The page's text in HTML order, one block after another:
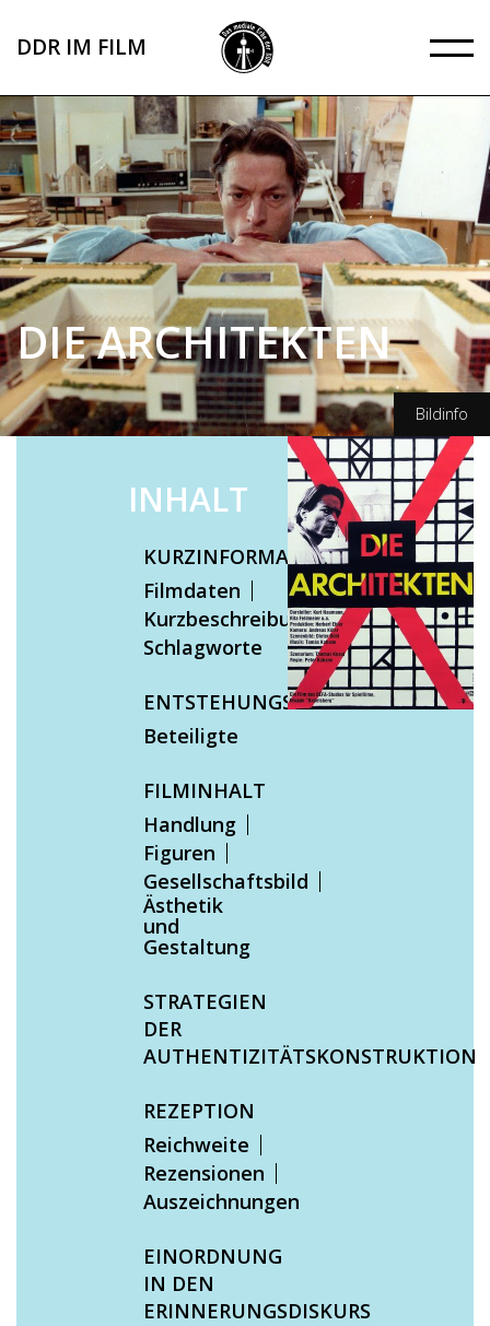
zum
DDR IM FILM
Bildinfo
DEFA-Stiftung/Christa Koefer
DIE ARCHITEKTEN
INHALT
KURZINFORMATIONEN
Filmdaten
Kurzbeschreibung
Schlagworte
ENTSTEHUNGSKONTEXT
Beteiligte
FILMINHALT
Handlung
Figuren
Gesellschaftsbild
Ästhetik
und
Gestaltung
STRATEGIEN
DER
AUTHENTIZITÄTSKONSTRUKTION
REZEPTION
Reichweite
Rezensionen
Auszeichnungen
EINORDNUNG
IN DEN
ERINNERUNGSDISKURS